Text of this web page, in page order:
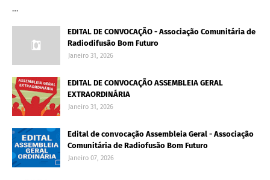
…
EDITAL DE CONVOCAÇÃO - Associação Comunitária de
Radiodifusão Bom Futuro
Janeiro 31, 2026
EDITAL DE CONVOCAÇÃO ASSEMBLEIA GERAL
EXTRAORDINÁRIA
Janeiro 31, 2026
Edital de convocação Assembleia Geral - Associação
Comunitária de Radiofusão Bom Futuro
Janeiro 07, 2026